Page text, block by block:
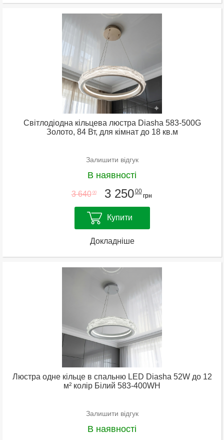
Світлодіодна кільцева люстра Diasha 583-500G
Золото, 84 Вт, для кімнат до 18 кв.м
Залишити відгук
В наявності
3 640 00 3 25000
грн
Купити
Докладніше
Люстра одне кільце в спальню LED Diasha 52W до 12
м² колір Білий 583-400WH
Залишити відгук
В наявності